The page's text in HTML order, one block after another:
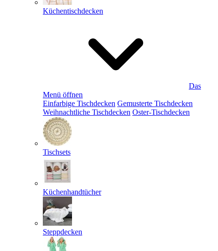
Küchentischdecken
Das
Menü öffnen
Einfarbige Tischdecken Gemusterte Tischdecken
Weihnachtliche Tischdecken Oster-Tischdecken
Tischsets
Küchenhandtücher
Steppdecken